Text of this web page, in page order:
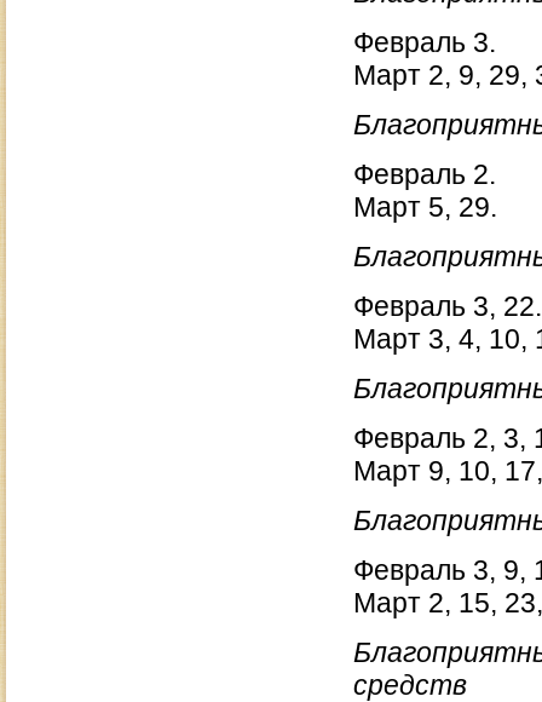
Февраль 3.
Март 2, 9, 29,
Февраль 2.
Март 5, 29.
Февраль 3, 22.
Март 3, 4, 10,
Февраль 2, 3,
Март 9, 10,
Февраль 3, 9,
Март 2, 15,
средств